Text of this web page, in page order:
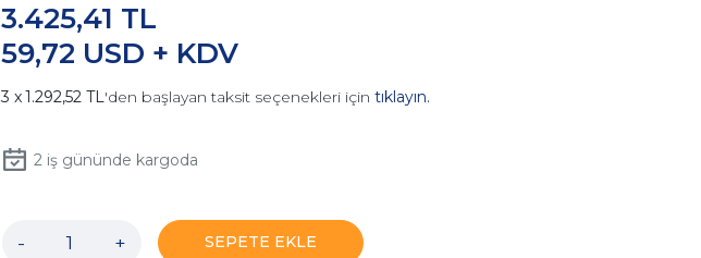
59,72 USD + KDV
3.425,41 TL
1.292,52 TL'den başlayan taksit seçenekleri için tıklayın.
2iş gününde kargoda
- + SEPETE EKLE